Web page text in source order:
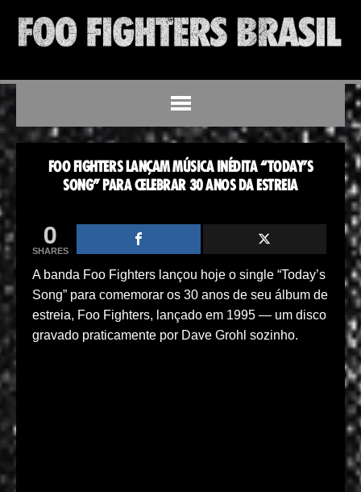
FOO FIGHTERS LANÇAM MÚSICA INÉDITA “TODAY’S
SONG” PARA CELEBRAR 30 ANOS DA ESTREIA
0
SHARES
A banda Foo Fighters lançou hoje o single “Today’s
Song” para comemorar os 30 anos de seu álbum de
estreia, Foo Fighters, lançado em 1995 — um disco
gravado praticamente por Dave Grohl sozinho.